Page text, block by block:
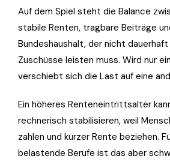
Auf dem Spiel steht die Balance
stabile Renten, tragbare Beiträge
Bundeshaushalt, der nicht
Zuschüsse leisten muss. Wird nur
verschiebt sich die Last auf eine
Ein höheres Renteneintrittsalter
rechnerisch stabilisieren, weil
zahlen und kürzer Rente beziehen.
belastende Berufe ist das aber